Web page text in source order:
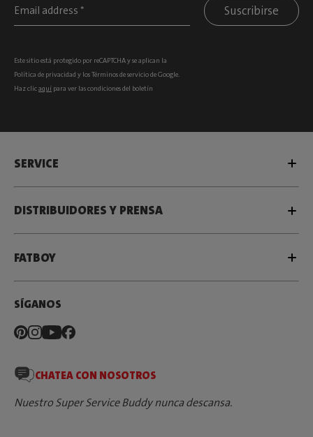
Suscribirse
Este sitio está protegido por reCAPTCHA y se aplican la
Política de privacidad y losTérminos de serviciode Google.
Haz clicaquí para ver las condiciones del boletín
SERVICE
DISTRIBUIDORES Y PRENSA
FATBOY
SÍGANOS
CHATEA CON NOSOTROS
Nuestro Super Service Buddy nunca descansa.